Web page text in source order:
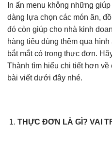
In ấn menu không những
dàng lựa chọn các món ăn,
đó còn giúp cho nhà kinh
hàng tiêu dùng thêm qua
bắt mắt có trong thực đơn.
Thành tìm hiểu chi tiết hơn
bài viết dưới đây nhé.
THỰC ĐƠN LÀ GÌ? VAI